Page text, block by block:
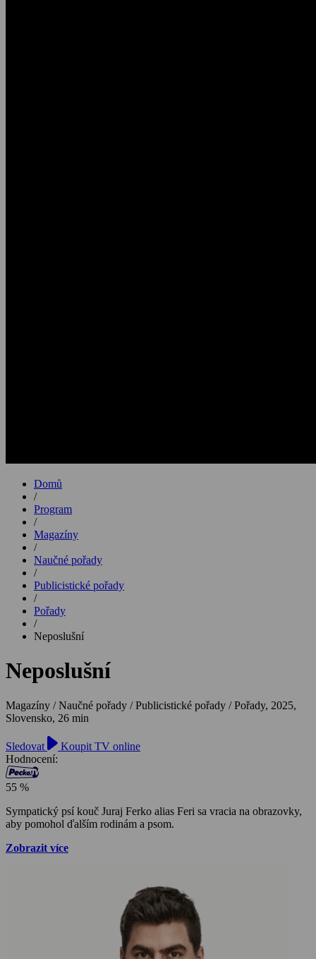
Domů
/
Program
/
Magazíny
/
Naučné pořady
/
Publicistické pořady
/
Pořady
/
Neposlušní
Neposlušní
Magazíny / Naučné pořady / Publicistické pořady / Pořady, 2025,
Slovensko, 26 min
Sledovat
Koupit TV online
Hodnocení:
55 %
Sympatický psí kouč Juraj Ferko alias Feri sa vracia na obrazovky,
aby pomohol ďalším rodinám a psom.
Zobrazit více